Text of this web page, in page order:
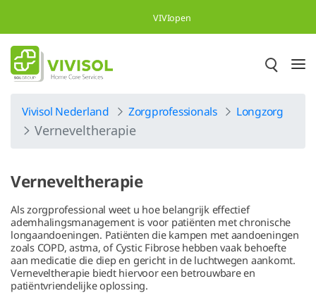
Overslaan en naar hoofdinhoud gaan
VIVIopen
Vivisol Nederland Zorgprofessionals Longzorg
Verneveltherapie
Verneveltherapie
Als zorgprofessional weet u hoe belangrijk effectief
ademhalingsmanagement is voor patiënten met chronische
longaandoeningen. Patiënten die kampen met aandoeningen
zoals COPD, astma, of Cystic Fibrose hebben vaak behoefte
aan medicatie die diep en gericht in de luchtwegen aankomt.
Verneveltherapie biedt hiervoor een betrouwbare en
patiëntvriendelijke oplossing.